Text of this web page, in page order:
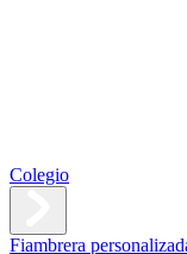
Colegio
Fiambrera